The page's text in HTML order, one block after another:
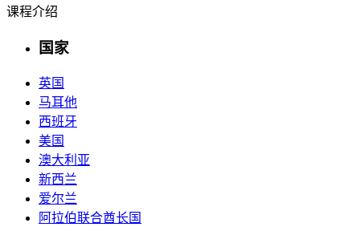
课程介绍
国家
英国
马耳他
西班牙
美国
澳大利亚
新西兰
爱尔兰
阿拉伯联合酋长国